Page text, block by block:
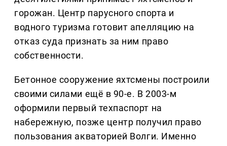
горожан. Центр парусного спорта и
водного туризма готовит апелляцию на
отказ суда признать за ним право
собственности.
Бетонное сооружение яхтсмены построили
своими силами ещё в 90-е. В 2003-м
оформили первый техпаспорт на
набережную, позже центр получил право
пользования акваторией Волги. Именно